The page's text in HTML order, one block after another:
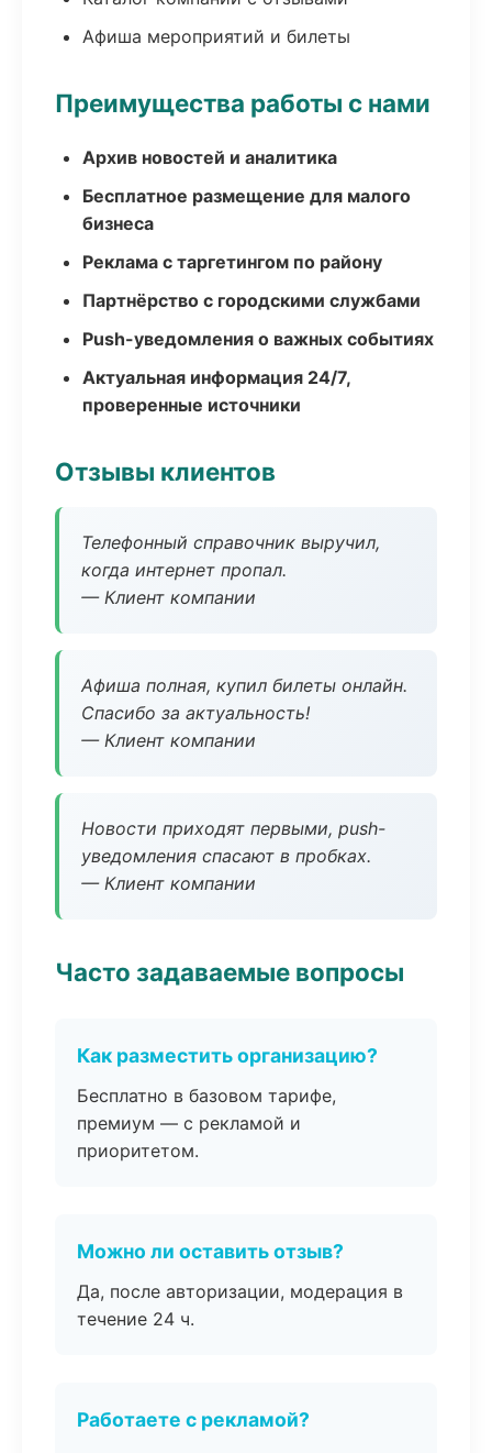
Афиша мероприятий и билеты
Преимущества работы с нами
Архив новостей и аналитика
Бесплатное размещение для малого
бизнеса
Реклама с таргетингом по району
Партнёрство с городскими службами
Push-уведомления о важных событиях
Актуальная информация 24/7,
проверенные источники
Отзывы клиентов
Телефонный справочник выручил,
когда интернет пропал.
— Клиент компании
Афиша полная, купил билеты онлайн.
Спасибо за актуальность!
— Клиент компании
Новости приходят первыми, push-
уведомления спасают в пробках.
— Клиент компании
Часто задаваемые вопросы
Как разместить организацию?
Бесплатно в базовом тарифе,
премиум — с рекламой и
приоритетом.
Можно ли оставить отзыв?
Да, после авторизации, модерация в
течение 24 ч.
Работаете с рекламой?